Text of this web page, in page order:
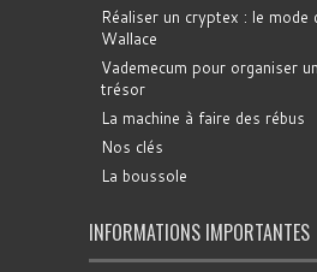
Réaliser un cryptex : le mode
Wallace
Vademecum pour organiser
trésor
La machine à faire des rébus
Nos clés
La boussole
INFORMATIONS IMPORTANTES